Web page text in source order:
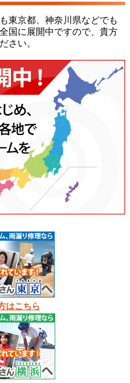
東京都、神奈川県などでも
国に展開中ですので、貴方
さい。
はこちら